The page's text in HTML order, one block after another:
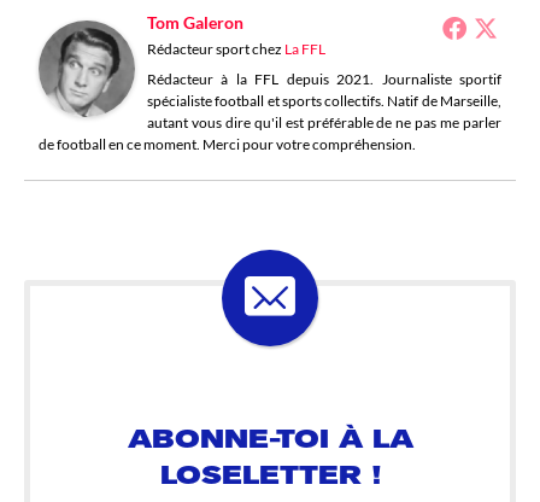
Tom Galeron
Rédacteur sportchez La FFL
Rédacteur à la FFL depuis 2021. Journaliste sportif
spécialiste football et sports collectifs. Natif de Marseille,
autant vous dire qu'il est préférable de ne pas me parler
de football en ce moment. Merci pour votre compréhension.